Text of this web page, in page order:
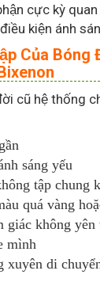
cực kỳ
kiện ánh
Của Bóng
cũ hệ thống
sáng yếu
tập chung
quá vàng
giác không
mình
xuyên di